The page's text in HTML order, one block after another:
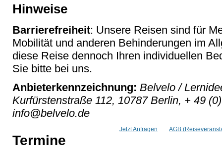
Hinweise
Barrierefreiheit: Unsere Reisen sind für
Mobilität und anderen Behinderungen im
diese Reise dennoch Ihren individuellen
Sie bitte bei uns.
Anbieterkennzeichnung: Belvelo /
Kurfürstenstraße 112, 10787 Berlin, + 49
info@belvelo.de
Jetzt Anfragen AGB
Termine